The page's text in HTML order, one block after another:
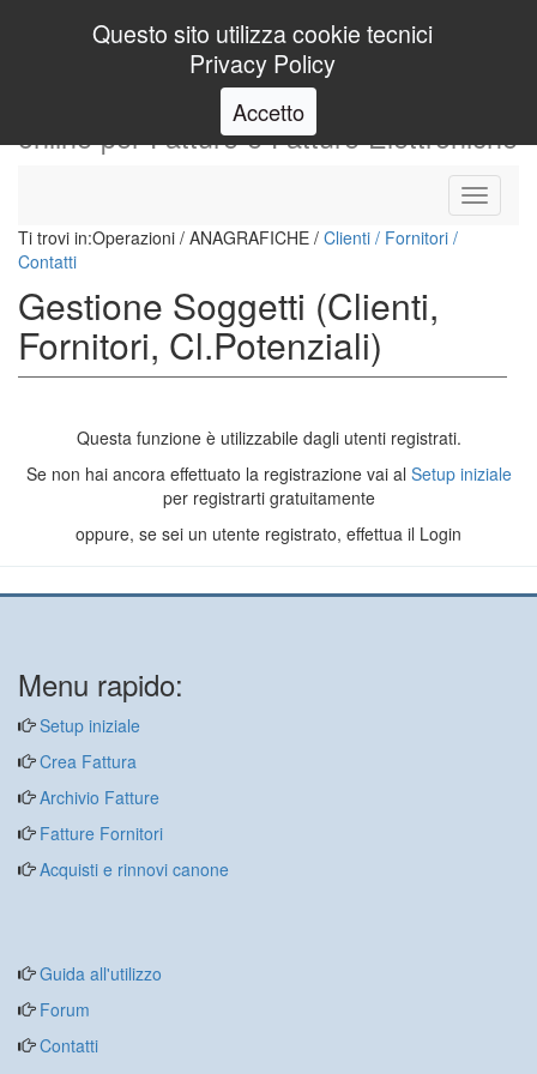
Questo sito utilizza cookie tecnici
Privacy Policy
Accetto
programma gestionale
online per Fatture e Fatture Elettroniche
Toggle
Ti trovi in:Operazioni / ANAGRAFICHE / Clienti / Fornitori /
Contatti
Gestione Soggetti (Clienti,
Fornitori, Cl.Potenziali)
Questa funzione è utilizzabile dagli utenti registrati.
Se non hai ancora effettuato la registrazione vai al Setup iniziale
per registrarti gratuitamente
oppure, se sei un utente registrato, effettua il Login
Menu rapido:
Setup iniziale
Crea Fattura
Archivio Fatture
Fatture Fornitori
Acquisti e rinnovi canone
Guida all'utilizzo
Forum
Contatti